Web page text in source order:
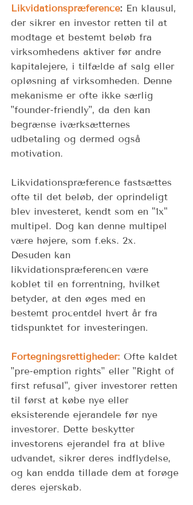
Likvidationspræference: En klausul,
der sikrer en investor retten til at
modtage et bestemt beløb fra
virksomhedens aktiver før andre
kapitalejere, i tilfælde af salg eller
opløsning af virksomheden. Denne
mekanisme er ofte ikke særlig
"founder-friendly", da den kan
begrænse iværksætternes
udbetaling og dermed også
motivation.
Likvidationspræference fastsættes
ofte til det beløb, der oprindeligt
blev investeret, kendt som en "1x"
multipel. Dog kan denne multipel
være højere, som f.eks. 2x.
Desuden kan
likvidationspræferencen være
koblet til en forrentning, hvilket
betyder, at den øges med en
bestemt procentdel hvert år fra
tidspunktet for investeringen.
Fortegningsrettigheder: Ofte kaldet
"pre-emption rights" eller "Right of
first refusal", giver investorer retten
til først at købe nye eller
eksisterende ejerandele før nye
investorer. Dette beskytter
investorens ejerandel fra at blive
udvandet, sikrer deres indflydelse,
og kan endda tillade dem at forøge
deres ejerskab.